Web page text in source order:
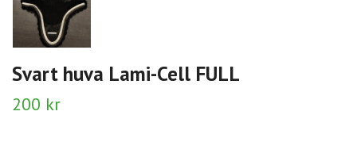
Svart huva Lami-Cell FULL
200 kr